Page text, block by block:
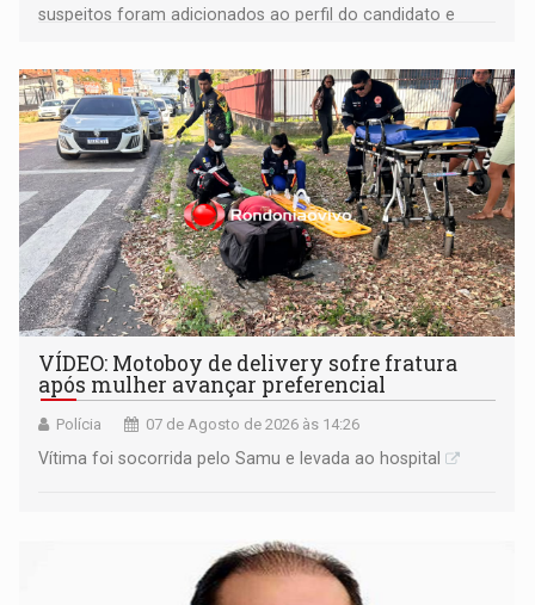
suspeitos foram adicionados ao perfil do candidato e
remover as contas
VÍDEO: Motoboy de delivery sofre fratura
após mulher avançar preferencial
Polícia 07 de Agosto de 2026 às 14:26
Vítima foi socorrida pelo Samu e levada ao hospital